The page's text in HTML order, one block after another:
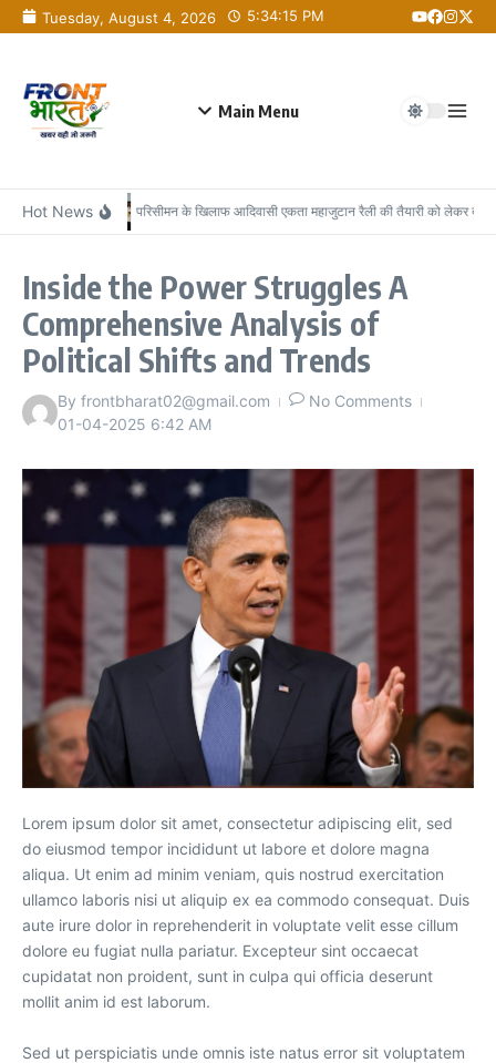
Skip to content
Tuesday, August 4, 2026 5:34:15 PM
Main Menu
Hot News परिसीमन के खिलाफ आदिवासी एकता महाजुटान रैली की तैयारी को लेकर बंधु
Inside the Power Struggles A
Comprehensive Analysis of
Political Shifts and Trends
By frontbharat02@gmail.com
No Comments
01-04-2025 6:42 AM
Lorem ipsum dolor sit amet, consectetur adipiscing elit, sed
do eiusmod tempor incididunt ut labore et dolore magna
aliqua. Ut enim ad minim veniam, quis nostrud exercitation
ullamco laboris nisi ut aliquip ex ea commodo consequat. Duis
aute irure dolor in reprehenderit in voluptate velit esse cillum
dolore eu fugiat nulla pariatur. Excepteur sint occaecat
cupidatat non proident, sunt in culpa qui officia deserunt
mollit anim id est laborum.
Sed ut perspiciatis unde omnis iste natus error sit voluptatem